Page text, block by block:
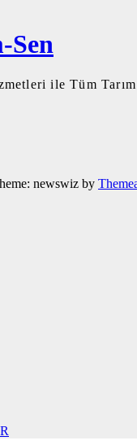
Sen
ile Tüm Tarım
newswiz by